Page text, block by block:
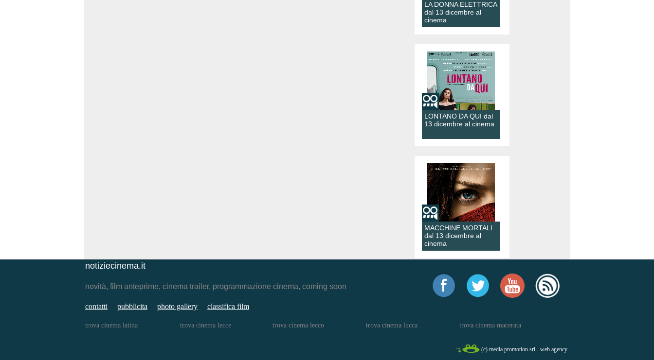
LA DONNA ELETTRICA
dal 13 dicembre al
cinema
LONTANO DA QUI dal
13 dicembre al cinema
MACCHINE MORTALI
dal 13 dicembre al
cinema
notiziecinema.it
novità, film anteprime, cinema trailer, programmazione cinema, coming soon
contatti pubblicita photo gallery classifica film
trova cinema latina trova cinema lecce trova cinema lecco trova cinema lucca trova cinema macerata
(c) media promotion srl - web agency